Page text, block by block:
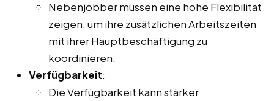
Nebenjobber müssen eine hohe Flexibilität
zeigen, um ihre zusätzlichen Arbeitszeiten
mit ihrer Hauptbeschäftigung zu
koordinieren.
Verfügbarkeit:
Die Verfügbarkeit kann stärker